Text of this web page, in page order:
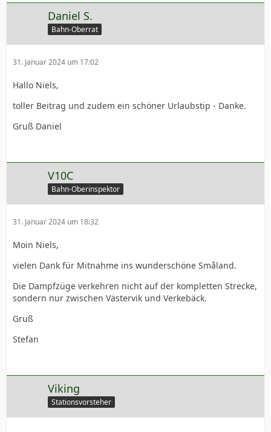
Daniel S.
Bahn-Oberrat
31. Januar 2024 um 17:02
Hallo Niels,
toller Beitrag und zudem ein schöner Urlaubstip - Danke.
Gruß Daniel
V10C
Bahn-Oberinspektor
31. Januar 2024 um 18:32
Moin Niels,
vielen Dank für Mitnahme ins wunderschöne Småland.
Die Dampfzüge verkehren nicht auf der kompletten Strecke,
sondern nur zwischen Västervik und Verkebäck.
Gruß
Stefan
Viking
Stationsvorsteher